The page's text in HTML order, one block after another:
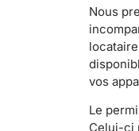
Nous
vos
Le
Celui-ci